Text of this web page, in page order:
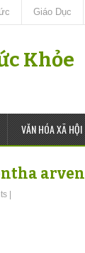
Giáo Dục
Khỏe
VĂN HÓA XÃ HỘI